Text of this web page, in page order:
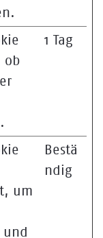
ob
1 Tag
um
und
Bestä
ndig